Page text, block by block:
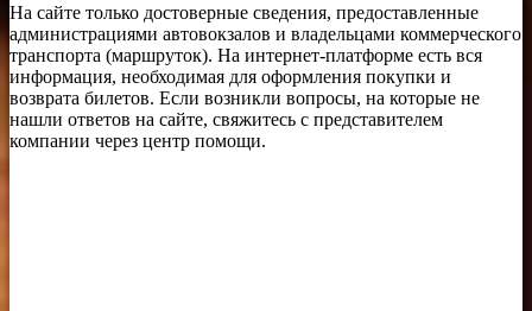
На сайте только достоверные сведения, предоставленные
администрациями автовокзалов и владельцами коммерческого
транспорта (маршруток). На интернет-платформе есть вся
информация, необходимая для оформления покупки и
возврата билетов. Если возникли вопросы, на которые не
нашли ответов на сайте, свяжитесь с представителем
компании через центр помощи.